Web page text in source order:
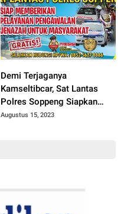
Demi Terjaganya
Kamseltibcar, Sat Lantas
Polres Soppeng Siapkan
Layanan Pengawalan
Augustus 15, 2023